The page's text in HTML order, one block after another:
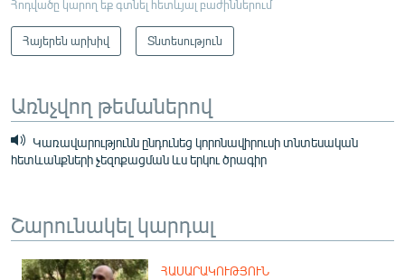
Հոդվածը կարող եք գտնել հետևյալ բաժիններում
Հայերեն արխիվ Տնտեսություն
Առնչվող թեմաներով
Կառավարությունն ընդունեց կորոնավիրուսի տնտեսական
հետևանքների չեզոքացման ևս երկու ծրագիր
Շարունակել կարդալ
ՀԱՍԱՐԱԿՈՒԹՅՈՒՆ